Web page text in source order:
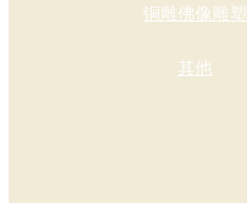
铜雕佛像雕塑
其他